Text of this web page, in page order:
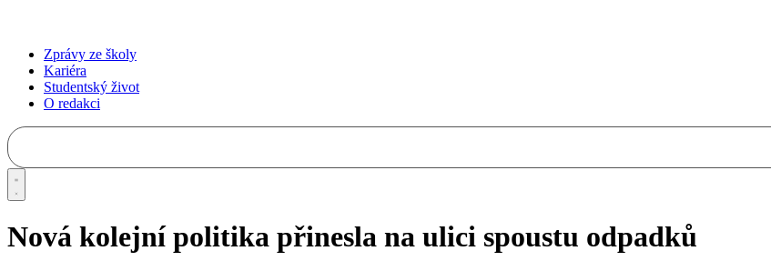
Zprávy ze školy
Kariéra
Studentský život
O redakci
Nová kolejní politika přinesla na ulici spoustu odpadků